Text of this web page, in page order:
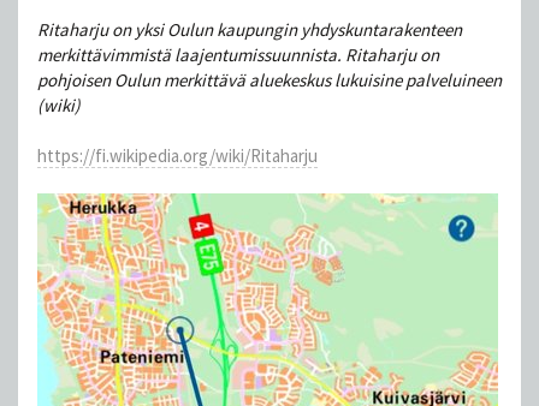
Ritaharju on yksi Oulun kaupungin yhdyskuntarakenteen
merkittävimmistä laajentumissuunnista. Ritaharju on
pohjoisen Oulun merkittävä aluekeskus lukuisine palveluineen
(wiki)
https://fi.wikipedia.org/wiki/Ritaharju